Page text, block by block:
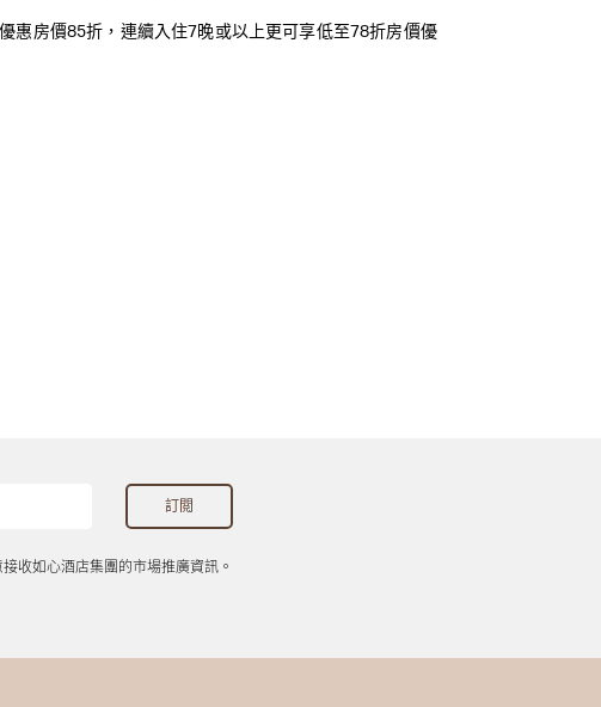
惠房價85折，連續入住7晚或以上更可享低至78折房價優
接收如心酒店集團的市場推廣資訊。